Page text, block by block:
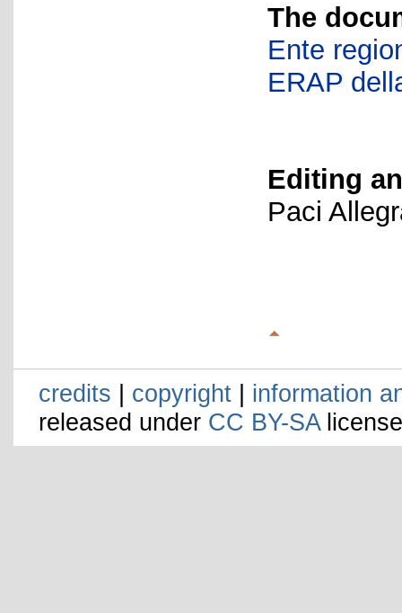
The
Ente
ERAP
Editing
Paci
credits | copyright | information
released under CC BY-SA